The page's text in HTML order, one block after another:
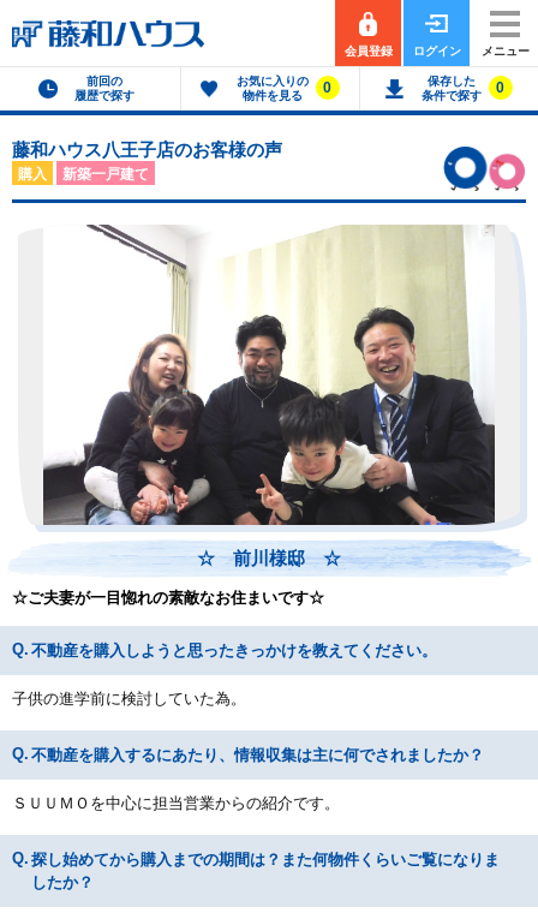
会員登録 ログイン メニュー
前回の
履歴で探す
お気に入りの
物件を見る
0
保存した
条件で探す
0
藤和ハウス八王子店のお客様の声
購入 新築一戸建て
☆ 前川様邸 ☆
☆ご夫妻が一目惚れの素敵なお住まいです☆
不動産を購入しようと思ったきっかけを教えてください。
子供の進学前に検討していた為。
不動産を購入するにあたり、情報収集は主に何でされましたか？
ＳＵＵＭＯを中心に担当営業からの紹介です。
探し始めてから購入までの期間は？また何物件くらいご覧になりま
したか？